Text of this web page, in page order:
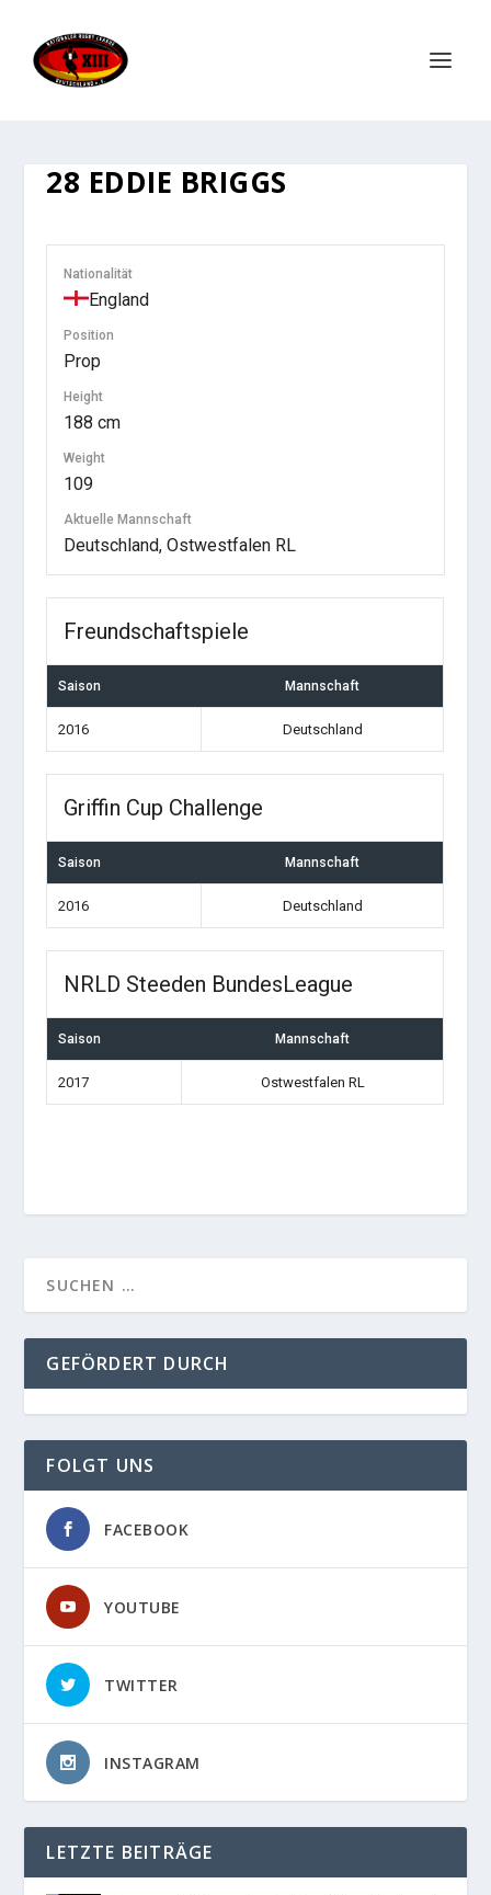
28 EDDIE BRIGGS
Nationalität
England
Position
Prop
Height
188 cm
Weight
109
Aktuelle Mannschaft
Deutschland, Ostwestfalen RL
Freundschaftspiele
Saison Mannschaft
2016 Deutschland
Griffin Cup Challenge
Saison Mannschaft
2016 Deutschland
NRLD Steeden BundesLeague
Saison Mannschaft
2017 Ostwestfalen RL
GEFÖRDERT DURCH
FOLGT UNS
FACEBOOK
YOUTUBE
TWITTER
INSTAGRAM
LETZTE BEITRÄGE